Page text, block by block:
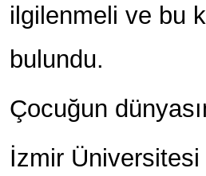
ilgilenmeli ve bu
bulundu.
Çocuğun
İzmir